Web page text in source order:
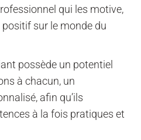
qui les motive,
sur le monde du
possède un potentiel
à chacun, un
afin qu’ils
à la fois pratiques et